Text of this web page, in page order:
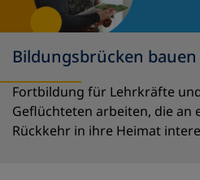
Bildungsbrücken bauen
Fortbildung für Lehrkräfte
Geflüchteten arbeiten, die an
Rückkehr in ihre Heimat